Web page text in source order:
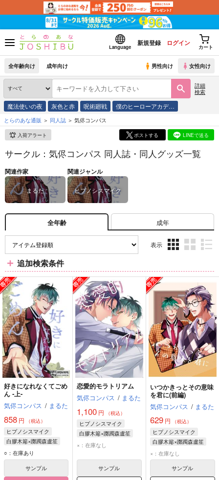
Language
新規登録 ログイン
カート
全年齢向け 成年向け 男性向け 女性向け
詳細
検索
魔法使いの夜 灰色と赤 呪術廻戦 僕のヒーローアカデ…
とらのあな通販 同人誌 気侭コンパス
入荷アラート ポストする LINEで送る
サークル：気侭コンパス 同人誌・同人グッズ一覧
関連作家
まるた
関連ジャンル
ヒプノシスマイク
全年齢 成年
表示
ム
表
ム
表
示
ム
表
追加検索条件
好きになれなくてごめ
ん ‐上-
気侭コンパス / まるた
858 円 （税込）
ヒプノシスマイク
白膠木簓×躑躅森盧笙
白膠木簓
○：在庫あり
サンプル
恋愛的モラトリアム
気侭コンパス / まるた
1,100 円 （税込）
ヒプノシスマイク
白膠木簓×躑躅森盧笙
白膠木簓
×：在庫なし
サンプル
いつかきっとその意味
を君に(前編)
気侭コンパス / まるた
629円 （税込）
ヒプノシスマイク
白膠木簓×躑躅森盧笙
白膠木簓
×：在庫なし
サンプル